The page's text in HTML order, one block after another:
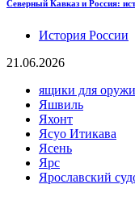
Северный Кавказ и Россия:
История России
21.06.2026
ящики для
Яшвиль
Яхонт
Ясуо Итикава
Ясень
Ярс
Ярославский